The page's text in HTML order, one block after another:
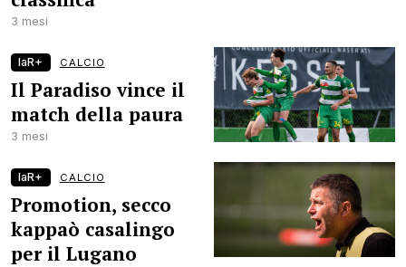
3 mesi
laR+ CALCIO
Il Paradiso vince il
match della paura
3 mesi
laR+ CALCIO
Promotion, secco
kappaò casalingo
per il Lugano